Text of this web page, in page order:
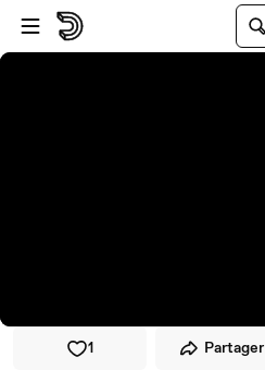
Passer au player
Passer au contenu principal
1 Partager